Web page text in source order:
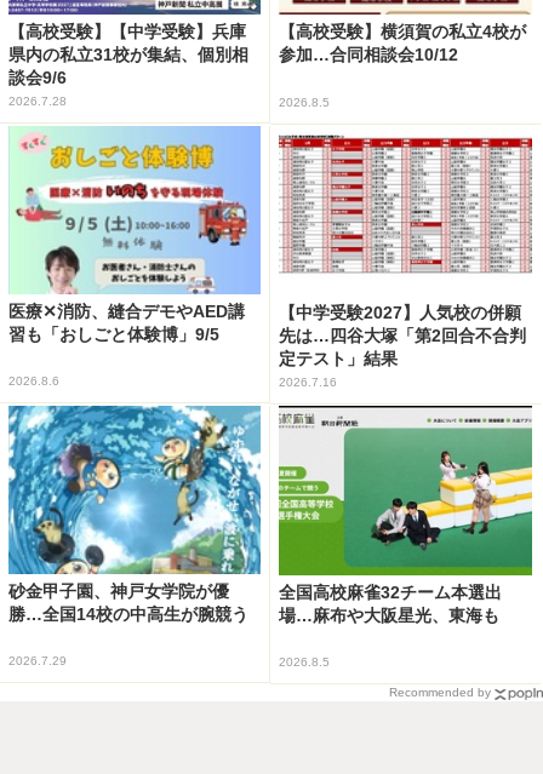
【高校受験】【中学受験】兵庫
県内の私立31校が集結、個別相
談会9/6
2026.7.28
【高校受験】横須賀の私立4校が
参加…合同相談会10/12
2026.8.5
医療✕消防、縫合デモやAED講
習も「おしごと体験博」9/5
2026.8.6
【中学受験2027】人気校の併願
先は…四谷大塚「第2回合不合判
定テスト」結果
2026.7.16
砂金甲子園、神戸女学院が優
勝…全国14校の中高生が腕競う
2026.7.29
全国高校麻雀32チーム本選出
場…麻布や大阪星光、東海も
2026.8.5
Recommended by